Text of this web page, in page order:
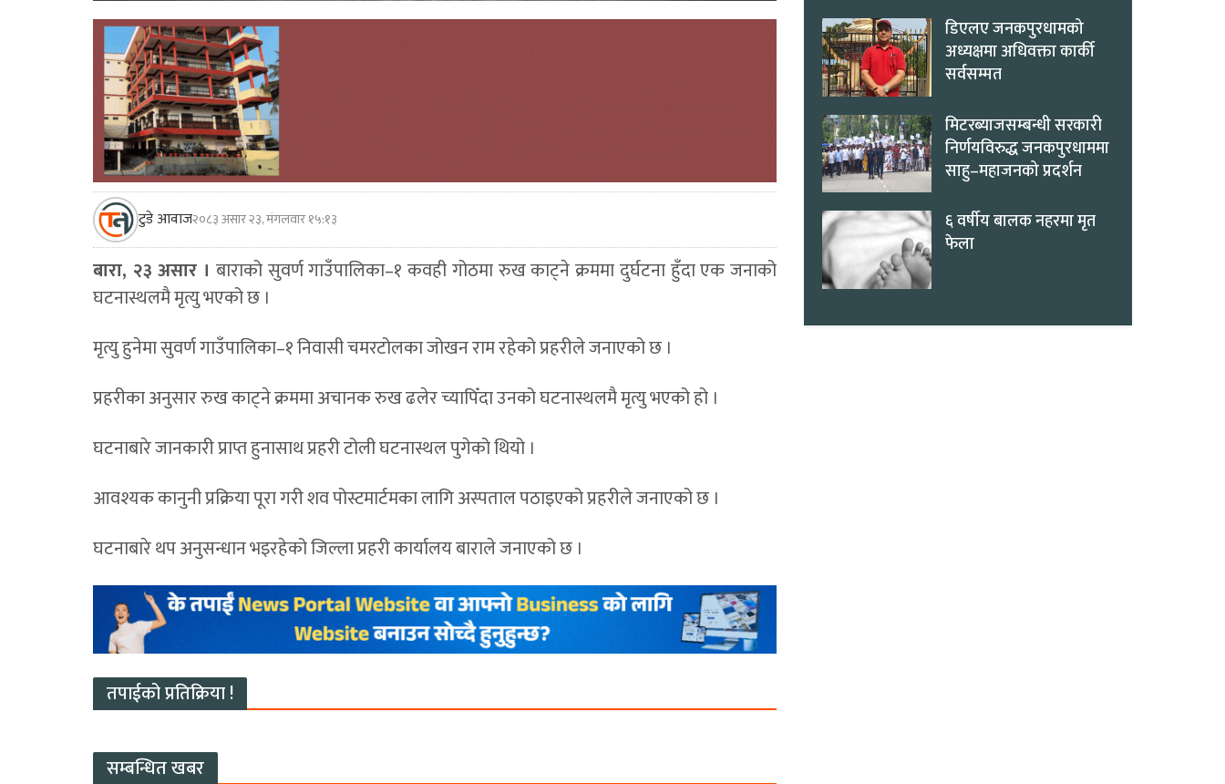
टुडे आवाज२०८३ असार २३, मंगलवार १५:१३
बारा, २३ असार । बाराको सुवर्ण गाउँपालिका–१ कवही गोठमा रुख काट्ने क्रममा दुर्घटना हुँदा एक जनाको
घटनास्थलमै मृत्यु भएको छ ।
मृत्यु हुनेमा सुवर्ण गाउँपालिका–१ निवासी चमरटोलका जोखन राम रहेको प्रहरीले जनाएको छ ।
प्रहरीका अनुसार रुख काट्ने क्रममा अचानक रुख ढलेर च्यापिँदा उनको घटनास्थलमै मृत्यु भएको हो ।
घटनाबारे जानकारी प्राप्त हुनासाथ प्रहरी टोली घटनास्थल पुगेको थियो ।
आवश्यक कानुनी प्रक्रिया पूरा गरी शव पोस्टमार्टमका लागि अस्पताल पठाइएको प्रहरीले जनाएको छ ।
घटनाबारे थप अनुसन्धान भइरहेको जिल्ला प्रहरी कार्यालय बाराले जनाएको छ ।
तपाईको प्रतिक्रिया !
सम्बन्धित खबर
डिएलए जनकपुरधामको
अध्यक्षमा अधिवक्ता कार्की
सर्वसम्मत
मिटरब्याजसम्बन्धी सरकारी
निर्णयविरुद्ध जनकपुरधाममा
साहु–महाजनको प्रदर्शन
६ वर्षीय बालक नहरमा मृत
फेला